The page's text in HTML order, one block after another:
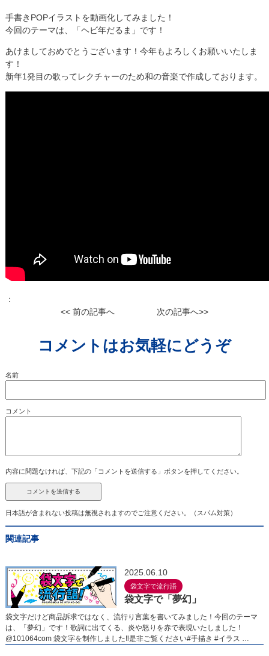
手書きPOPイラストを動画化してみました！
今回のテーマは、「ヘビ年だるま」です！
あけましておめでとうございます！今年もよろしくお願いいたしま
す！
新年1発目の歌ってレクチャーのため和の音楽で作成しております。
：
<< 前の記事へ
次の記事へ>>
コメントはお気軽にどうぞ
名前
コメント
内容に問題なければ、下記の「コメントを送信する」ボタンを押してください。
日本語が含まれない投稿は無視されますのでご注意ください。（スパム対策）
関連記事
2025.06.10
袋文字で流行語
袋文字で「夢幻」
袋文字だけど商品訴求ではなく、流行り言葉を書いてみました！今回のテーマ
は、「夢幻」です！歌詞に出てくる、炎や怒りを赤で表現いたしました！
@101064com 袋文字を制作しました‼︎︎是非ご覧ください#手描き #イラス …